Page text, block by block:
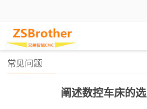
常见问题
阐述数控车床的选